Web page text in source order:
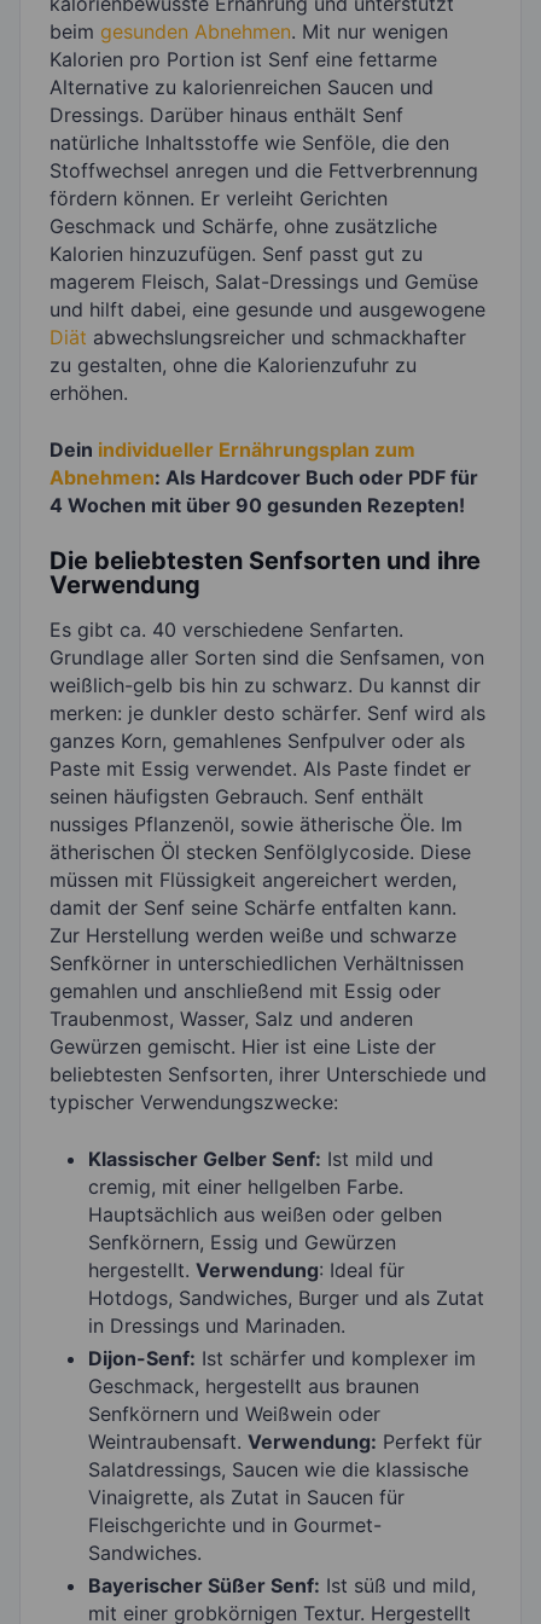
beim gesunden Abnehmen. Mit nur wenigen
Kalorien pro Portion ist Senf eine fettarme
Alternative zu kalorienreichen Saucen und
Dressings. Darüber hinaus enthält Senf
natürliche Inhaltsstoffe wie Senföle, die den
Stoffwechsel anregen und die Fettverbrennung
fördern können. Er verleiht Gerichten
Geschmack und Schärfe, ohne zusätzliche
Kalorien hinzuzufügen. Senf passt gut zu
magerem Fleisch, Salat-Dressings und Gemüse
und hilft dabei, eine gesunde und ausgewogene
Diät abwechslungsreicher und schmackhafter
zu gestalten, ohne die Kalorienzufuhr zu
erhöhen.
Dein individueller Ernährungsplan zum
Abnehmen: Als Hardcover Buch oder PDF für
4 Wochen mit über 90 gesunden Rezepten!
Die beliebtesten Senfsorten und ihre
Verwendung
Es gibt ca. 40 verschiedene Senfarten.
Grundlage aller Sorten sind die Senfsamen, von
weißlich-gelb bis hin zu schwarz. Du kannst dir
merken: je dunkler desto schärfer. Senf wird als
ganzes Korn, gemahlenes Senfpulver oder als
Paste mit Essig verwendet. Als Paste findet er
seinen häufigsten Gebrauch. Senf enthält
nussiges Pflanzenöl, sowie ätherische Öle. Im
ätherischen Öl stecken Senfölglycoside. Diese
müssen mit Flüssigkeit angereichert werden,
damit der Senf seine Schärfe entfalten kann.
Zur Herstellung werden weiße und schwarze
Senfkörner in unterschiedlichen Verhältnissen
gemahlen und anschließend mit Essig oder
Traubenmost, Wasser, Salz und anderen
Gewürzen gemischt. Hier ist eine Liste der
beliebtesten Senfsorten, ihrer Unterschiede und
typischer Verwendungszwecke:
Klassischer Gelber Senf: Ist mild und
cremig, mit einer hellgelben Farbe.
Hauptsächlich aus weißen oder gelben
Senfkörnern, Essig und Gewürzen
hergestellt. Verwendung: Ideal für
Hotdogs, Sandwiches, Burger und als Zutat
in Dressings und Marinaden.
Dijon-Senf: Ist schärfer und komplexer im
Geschmack, hergestellt aus braunen
Senfkörnern und Weißwein oder
Weintraubensaft. Verwendung: Perfekt für
Salatdressings, Saucen wie die klassische
Vinaigrette, als Zutat in Saucen für
Fleischgerichte und in Gourmet-
Sandwiches.
Bayerischer Süßer Senf: Ist süß und mild,
mit einer grobkörnigen Textur. Hergestellt